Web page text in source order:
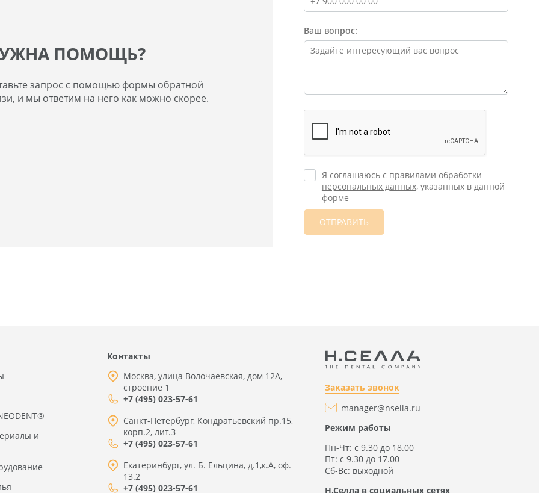
ПОМОЩЬ?
запрос с помощью формы обратной
и мы ответим на него как можно скорее.
Ваш вопрос:
Я соглашаюсь с правилами обработки
персональных данных, указанных в данной
форме
ОТПРАВИТЬ
и
Контакты
Москва, улица Волочаевская, дом 12А,
строение 1
+7 (495) 023-57-61
Санкт-Петербург, Кондратьевский пр.15,
корп.2, лит.З
+7 (495) 023-57-61
Екатеринбург, ул. Б. Ельцина, д.1,к.А, оф.
13.2
+7 (495) 023-57-61
Заказать звонок
manager@nsella.ru
Режим работы
Пн-Чт: с 9.30 до 18.00
Пт: с 9.30 до 17.00
Сб-Вс: выходной
Н.Селла в социальных сетях